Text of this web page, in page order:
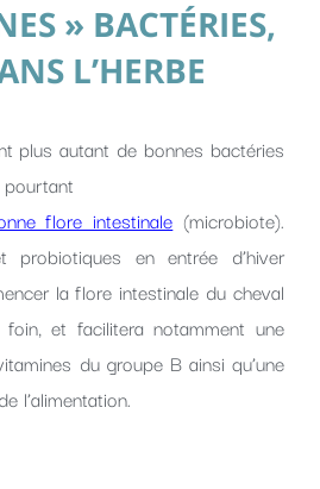
» BACTÉRIES,
L’HERBE
plus autant de bonnes bactéries
pourtant
flore intestinale (microbiote).
en entrée d’hiver
la flore intestinale du cheval
et facilitera notamment une
du groupe B ainsi qu’une
l’alimentation.